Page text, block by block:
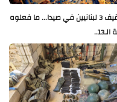
توقيف 3 لبنانيين في صيدا... ما فعلوه